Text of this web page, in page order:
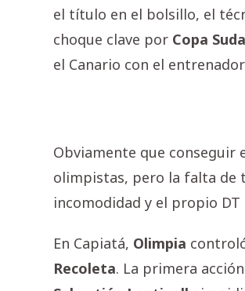
el título en el bolsillo, el
choque clave por Copa
el Canario con el entrenador
Obviamente que conseguir
olimpistas, pero la falta de
incomodidad y el propio DT
En Capiatá, Olimpia
Recoleta. La primera